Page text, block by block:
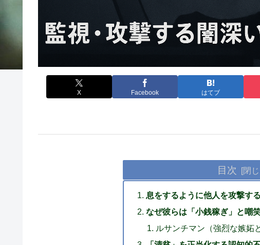
X Facebook はてブ
目次
息をするように他人を攻撃す
なぜ彼らは「小銭稼ぎ」と嘲
ルサンチマン（強烈な嫉妬